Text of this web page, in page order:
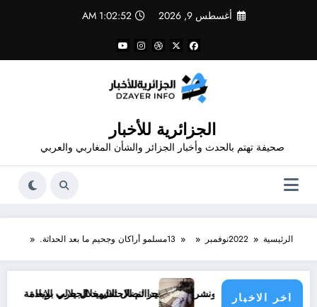
أغسطس 9, 2026 1:02:54 AM
الجزائرية للأخبار
صحيفة تهتم بالحدث وأخبار الجزائر والشأن المغاربي والعربي
الرئيسية 2022نوفمبر 13مسلمو أراكان وجحيم ما بعد الحداثة.
اخر الاخبار
لنضال الشهيد الجيلالي بونعامة
جرائم الاحتلال خلال حرب الإبادة إلى أين تسير الأمور في